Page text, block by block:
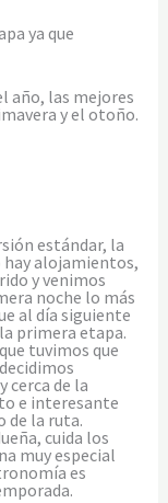
ya que
año, las mejores
y el otoño.
estándar, la
hay alojamientos,
y venimos
noche lo más
al día siguiente
primera etapa.
tuvimos que
cerca de la
e interesante
de la ruta.
cuida los
muy especial
es